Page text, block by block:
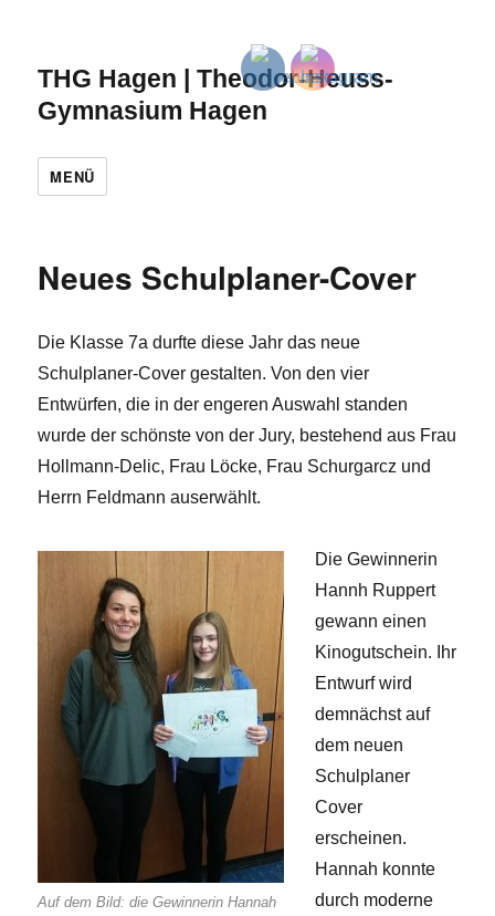
THG Hagen | Theodor-Heuss-
Gymnasium Hagen
MENÜ
Neues Schulplaner-Cover
Die Klasse 7a durfte diese Jahr das neue
Schulplaner-Cover gestalten. Von den vier
Entwürfen, die in der engeren Auswahl standen
wurde der schönste von der Jury, bestehend aus Frau
Hollmann-Delic, Frau Löcke, Frau Schurgarcz und
Herrn Feldmann auserwählt.
Auf dem Bild: die Gewinnerin Hannah
Die Gewinnerin
Hannh Ruppert
gewann einen
Kinogutschein. Ihr
Entwurf wird
demnächst auf
dem neuen
Schulplaner
Cover
erscheinen.
Hannah konnte
durch moderne